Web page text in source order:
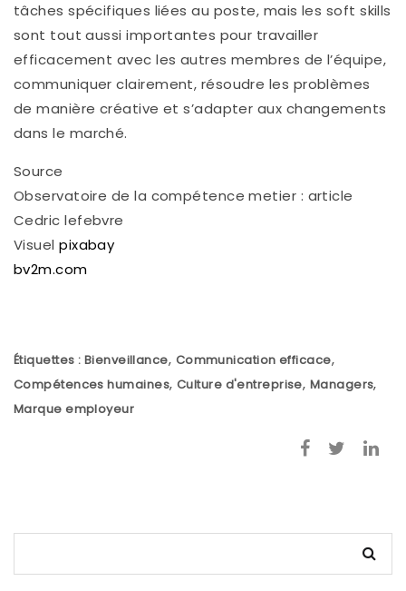
tâches spécifiques liées au poste, mais les soft skills
sont tout aussi importantes pour travailler
efficacement avec les autres membres de l’équipe,
communiquer clairement, résoudre les problèmes
de manière créative et s’adapter aux changements
dans le marché.
Source
Observatoire de la compétence metier : article
Cedric lefebvre
Visuelpixabay
bv2m.com
Étiquettes : Bienveillance, Communication efficace,
Compétences humaines, Culture d'entreprise, Managers,
Marque employeur